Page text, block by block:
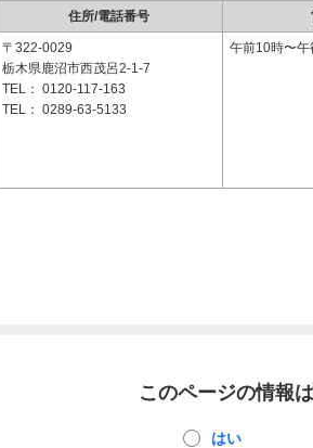
住所/電話番号
〒322-0029
栃木県鹿沼市西茂呂2-1-7
TEL： 0120-117-163
TEL： 0289-63-5133
午前10時〜午
このページの情報
はい